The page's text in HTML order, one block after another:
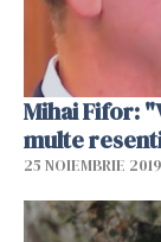
Mihai Fifor:
multe
25 NOIEMBRIE 2019